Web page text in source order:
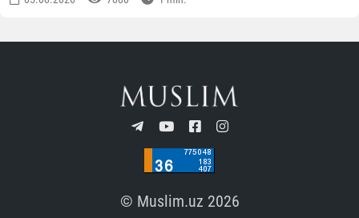
© Muslim.uz 2026